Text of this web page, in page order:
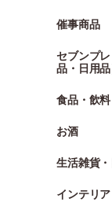
催事商品
セブンプ
品・日用品
食品・飲料
お酒
生活雑貨
インテリ